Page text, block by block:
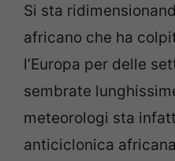
Si sta
africano che ha
l’Europa per delle
sembrate
meteorologi sta
anticiclonica